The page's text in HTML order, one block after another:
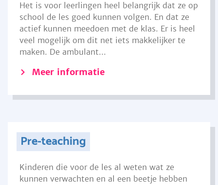
Het is voor leerlingen heel belangrijk dat ze op
school de les goed kunnen volgen. En dat ze
actief kunnen meedoen met de klas. Er is heel
veel mogelijk om dit net iets makkelijker te
maken. De ambulant...
Meer informatie
Pre-teaching
Kinderen die voor de les al weten wat ze
kunnen verwachten en al een beetje hebben